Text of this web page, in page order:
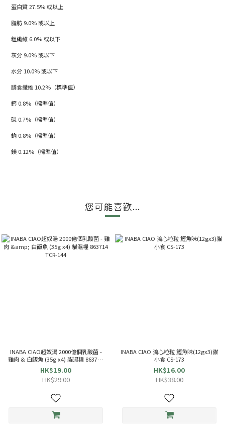
蛋白質 27.5% 或以上
脂肪 9.0% 或以上
粗纖維 6.0% 或以下
灰分 9.0% 或以下
水分 10.0% 或以下
膳食纖維 10.2%（標準值）
鈣 0.8%（標準值）
磷 0.7%（標準值）
鈉 0.8%（標準值）
鎂 0.12%（標準值）
您可能喜歡...
INABA CIAO超奴湯 2000億個乳酸菌 -
雞肉 & 白飯魚 (35g x4) 貓濕糧 863714
TCR-144
HK$19.00
HK$29.00
INABA CIAO 流心粒粒 鰹魚味(12gx3)貓
小食 CS-173
HK$16.00
HK$38.00